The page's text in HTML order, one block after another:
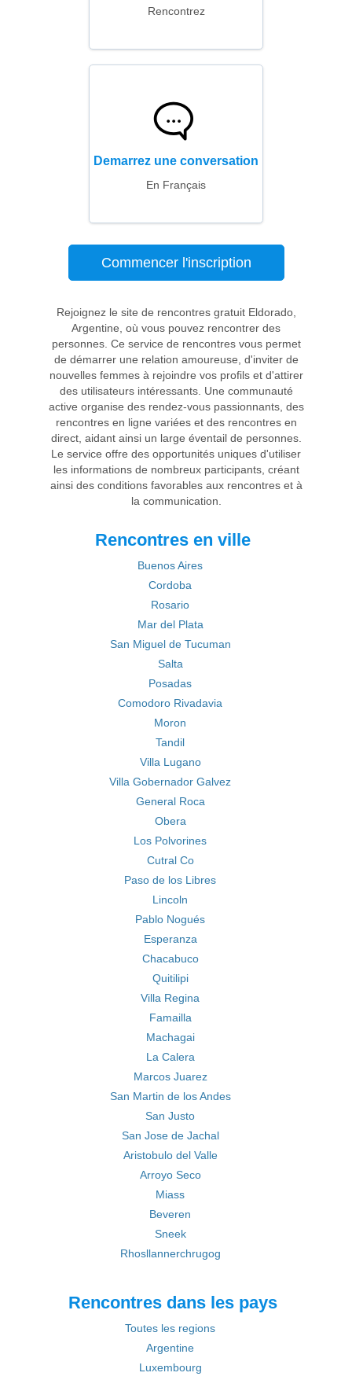
Rencontrez
Demarrez une conversation
En Français
Commencer l'inscription
Rejoignez le site de rencontres gratuit Eldorado,
Argentine, où vous pouvez rencontrer des
personnes. Ce service de rencontres vous permet
de démarrer une relation amoureuse, d'inviter de
nouvelles femmes à rejoindre vos profils et d'attirer
des utilisateurs intéressants. Une communauté
active organise des rendez-vous passionnants, des
rencontres en ligne variées et des rencontres en
direct, aidant ainsi un large éventail de personnes.
Le service offre des opportunités uniques d'utiliser
les informations de nombreux participants, créant
ainsi des conditions favorables aux rencontres et à
la communication.
Rencontres en ville
Buenos Aires
Cordoba
Rosario
Mar del Plata
San Miguel de Tucuman
Salta
Posadas
Comodoro Rivadavia
Moron
Tandil
Villa Lugano
Villa Gobernador Galvez
General Roca
Obera
Los Polvorines
Cutral Co
Paso de los Libres
Lincoln
Pablo Nogués
Esperanza
Chacabuco
Quitilipi
Villa Regina
Famailla
Machagai
La Calera
Marcos Juarez
San Martin de los Andes
San Justo
San Jose de Jachal
Aristobulo del Valle
Arroyo Seco
Miass
Beveren
Sneek
Rhosllannerchrugog
Rencontres dans les pays
Toutes les regions
Argentine
Luxembourg